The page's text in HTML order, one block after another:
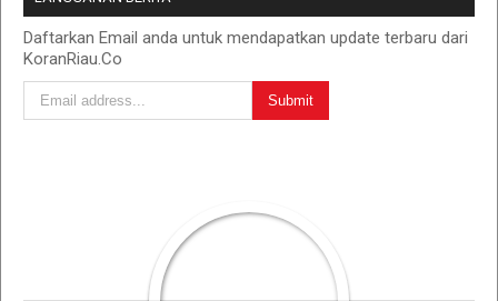
Daftarkan Email anda untuk mendapatkan update terbaru dari
KoranRiau.Co